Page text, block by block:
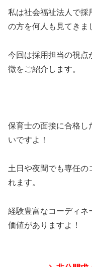
私は社会福祉法人で採
の方を何人も見てきま
今回は採用担当の視点
徴をご紹介します。
保育士の面接に合格し
いですよ！
土日や夜間でも専任の
れます。
経験豊富なコーディネ
価値がありますよ！